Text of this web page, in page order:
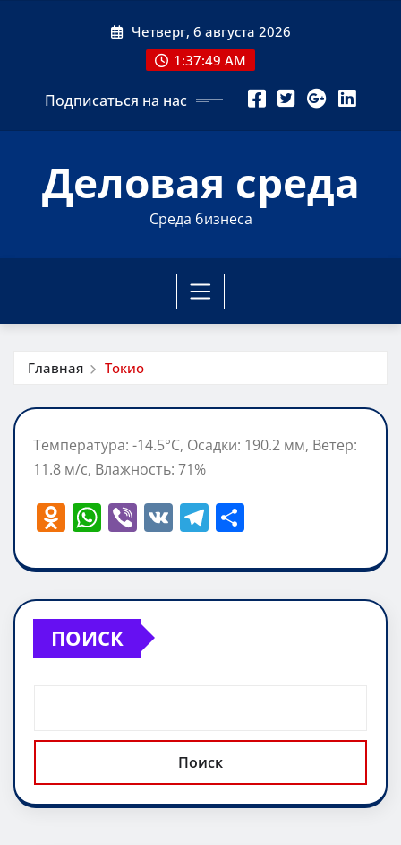
Четверг, 6 августа 2026
1:37:50 AM
Подписаться на нас
Деловая среда
Среда бизнеса
Главная Токио
Температура: -14.5°C, Осадки: 190.2 мм, Ветер:
11.8 м/с, Влажность: 71%
O
n
o
kl
a
ki
W
at
s
A
p
Vi
er
V T
e
gr
п
р
ь
ПОИСК
Поиск